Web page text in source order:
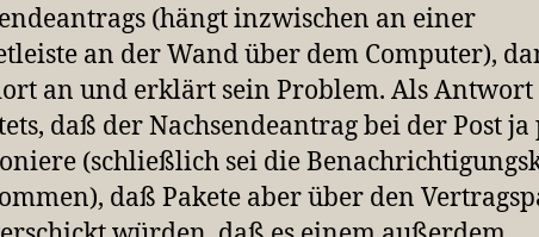
(hängt inzwischen an einer
an der Wand über dem Computer),
an und erklärt sein Problem. Als
daß der Nachsendeantrag bei der Post
(schließlich sei die
daß Pakete aber über den